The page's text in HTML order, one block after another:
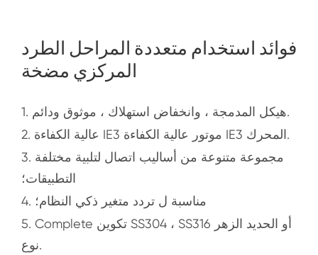
فوائد استخدام متعددة المراحل الطرد
المركزي مضخة
1. هيكل المدمجة ، وانخفاض استهلاك ، موثوق ودائم.
2. عالية الكفاءة IE3 موتور عالية الكفاءة IE3 المحرك.
3. مجموعة متنوعة من أساليب اتصال لتلبية مختلفة
التطبيقات؛
4. مناسبة ل تردد متغير ذكي النظام؛
5. Complete تكوين SS304 ، SS316 أو الحديد الزهر
نوع.